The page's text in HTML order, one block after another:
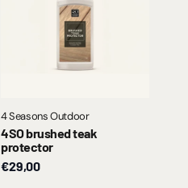
4 Seasons Outdoor
4SO brushed teak
protector
€29,00